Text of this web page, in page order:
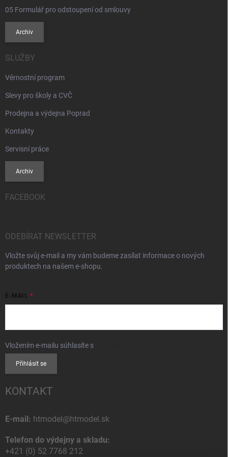
05 Formulář pro odstoupení od smlouvy
Archiv
SLUŽBY
Věrnostní program
Slevy pro školy a CVČ
Prodejna a výdejna Poprad
Kontakty
Servisní práce
Archiv
FACEBOOK
ODEBÍRAT NEWSLETTER
Vložte svůj e-mail a my vám budeme zasílat informace o nových
produktech na našem e-shopu.
E-MAIL
Vložením e-mailu súhlasíte s
Přihlásit se
KONTAKT
E-mail: htmodel@htmodel.sk
Telefon do výdejny a skladu:
+421 (0) 52 7768 212